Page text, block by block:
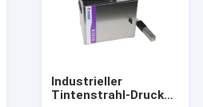
Industrieller
Tintenstrahl-Drucker